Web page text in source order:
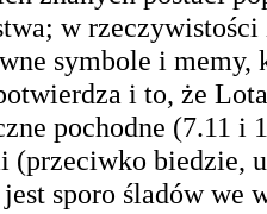
w
symbole i
i to, że
pochodne (7.11 i
(przeciwko
sporo śladów we